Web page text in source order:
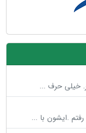
خیلی حرف ...
.ایشون با ...